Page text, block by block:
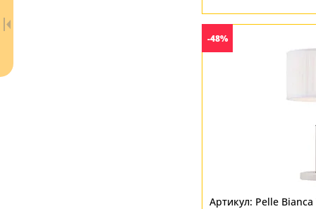
- бесплатно по России
-48%
Pelle Bianca